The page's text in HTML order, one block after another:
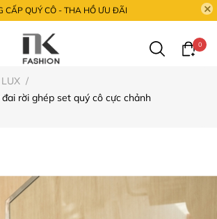
CẤP QUÝ CÔ - THA HỒ ƯU ĐÃI
0
/
rời ghép set quý cô cực chảnh